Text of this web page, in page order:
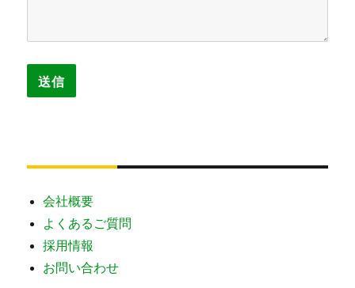
会社概要
よくあるご質問
採用情報
お問い合わせ